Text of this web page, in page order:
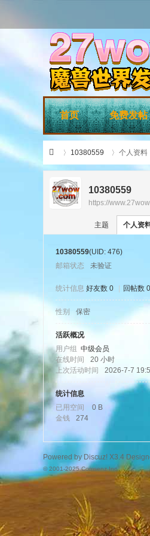
首页 免费发帖
w.
›
10380559
›
个人资料
10380559
https://
主题 个人资
10380559(UID: 476)
邮箱状态
未验证
统计信息 好友数 0 回帖数 0
性别 保密
活跃概况
用户组 中级会员
在线时间
20 小时
上次活动时间
2026-7-7
统计信息
已用空间
0 B
金钱
274
Powered by Discuz! X3.4
© 2001-2025Comsenz Inc.